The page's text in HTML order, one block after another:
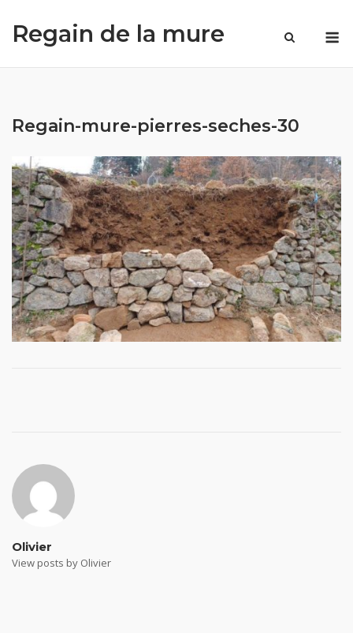
Regain de la mure
Regain-mure-pierres-seches-30
Olivier
View posts by Olivier